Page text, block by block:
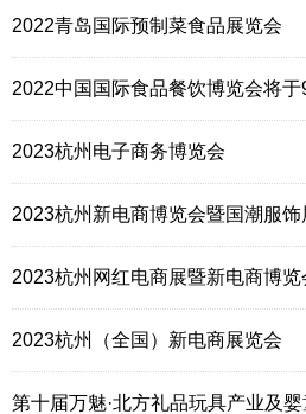
2022青岛国际预制菜食品展览会
2022中国国际食品餐饮博览会将
2023杭州电子商务博览会
2023杭州新电商博览会暨国潮服饰
2023杭州网红电商展暨新电商博览
2023杭州（全国）新电商展览会
第十届万魅·北方礼品玩具产业及